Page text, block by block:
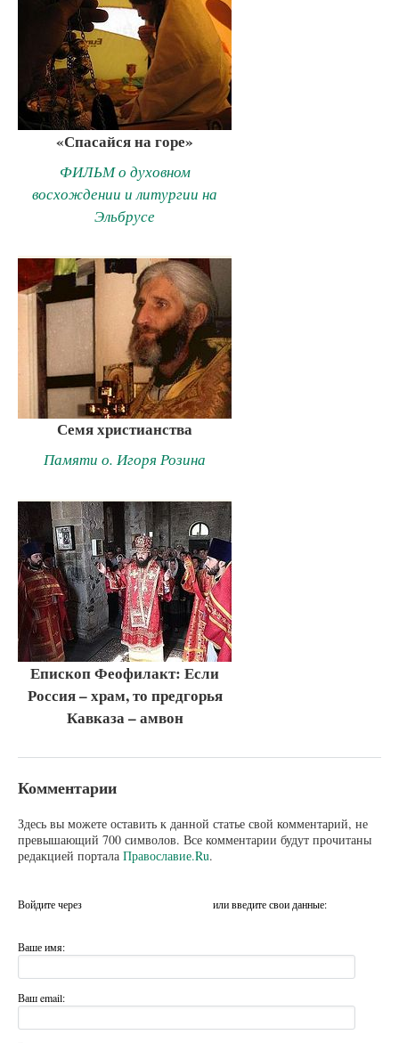
«Спасайся на горе»
ФИЛЬМ о духовном
восхождении и литургии на
Эльбрусе
Семя христианства
Памяти о. Игоря Розина
Епископ Феофилакт: Если
Россия – храм, то предгорья
Кавказа – амвон
Комментарии
Здесь вы можете оставить к данной статье свой комментарий, не
превышающий 700 символов. Все комментарии будут прочитаны
редакцией портала Православие.Ru.
Войдите через или введите свои данные:
Ваше имя:
Ваш email: